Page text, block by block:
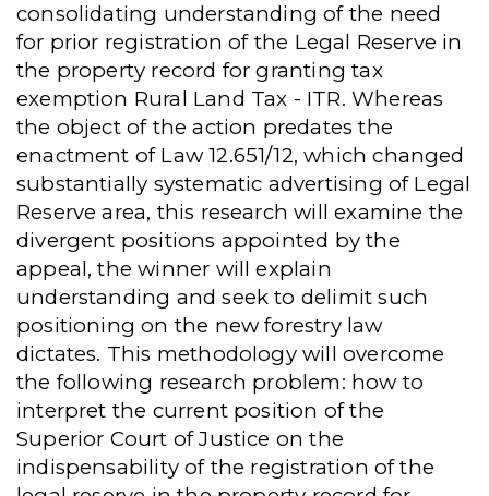
consolidating understanding of the need
for prior registration of the Legal Reserve in
the property record for granting tax
exemption Rural Land Tax - ITR. Whereas
the object of the action predates the
enactment of Law 12.651/12, which changed
substantially systematic advertising of Legal
Reserve area, this research will examine the
divergent positions appointed by the
appeal, the winner will explain
understanding and seek to delimit such
positioning on the new forestry law
dictates. This methodology will overcome
the following research problem: how to
interpret the current position of the
Superior Court of Justice on the
indispensability of the registration of the